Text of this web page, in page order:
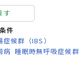
す
件
候群（IBS）
病 睡眠時無呼吸症候群